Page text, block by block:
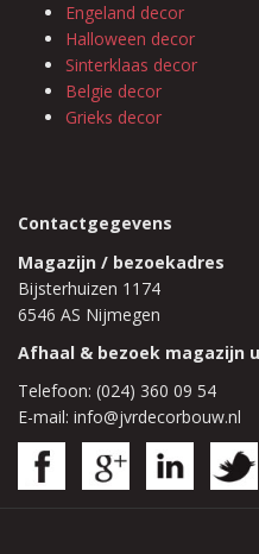
Engeland decor
Halloween decor
Sinterklaas decor
Belgie decor
Grieks decor
Contactgegevens
Magazijn / bezoekadres
Bijsterhuizen 1174
6546 AS Nijmegen
Afhaal & bezoek magazijn
Telefoon: (024) 360 09 54
E-mail: info@jvrdecorbouw.nl